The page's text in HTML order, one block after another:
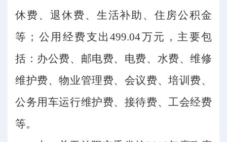
休费、退休费、生活补助、住房公积金
等；公用经费支出499.04万元，主要包
括：办公费、邮电费、电费、水费、维修
维护费、物业管理费、会议费、培训费、
公务用车运行维护费、接待费、工会经费
等。